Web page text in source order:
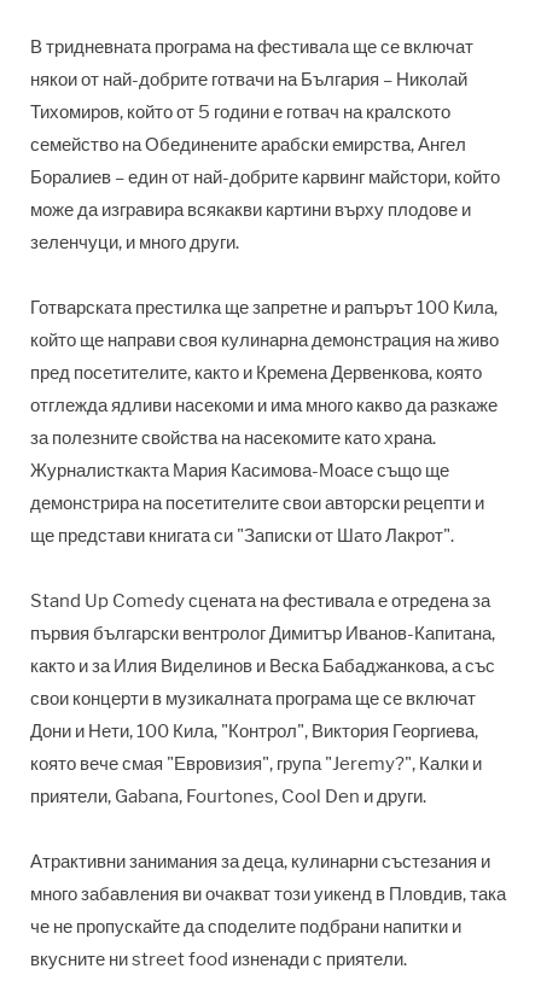
В тридневната програма на фестивала ще се включат
някои от най-добрите готвачи на България – Николай
Тихомиров, който от 5 години е готвач на кралското
семейство на Обединените арабски емирства, Ангел
Боралиев – един от най-добрите карвинг майстори, който
може да изгравира всякакви картини върху плодове и
зеленчуци, и много други.
Готварската престилка ще запретне и рапърът 100 Кила,
който ще направи своя кулинарна демонстрация на живо
пред посетителите, както и Кремена Дервенкова, която
отглежда ядливи насекоми и има много какво да разкаже
за полезните свойства на насекомите като храна.
Журналисткакта Мария Касимова-Моасе също ще
демонстрира на посетителите свои авторски рецепти и
ще представи книгата си "Записки от Шато Лакрот".
Stand Up Comedy сцената на фестивала е отредена за
първия български вентролог Димитър Иванов-Капитана,
както и за Илия Виделинов и Веска Бабаджанкова, а със
свои концерти в музикалната програма ще се включат
Дони и Нети, 100 Кила, "Контрол", Виктория Георгиева,
която вече смая "Евровизия", група "Jeremy?", Калки и
приятели, Gabana, Fourtones, Cool Den и други.
Атрактивни занимания за деца, кулинарни състезания и
много забавления ви очакват този уикенд в Пловдив, така
че не пропускайте да споделите подбрани напитки и
вкусните ни street food изненади с приятели.